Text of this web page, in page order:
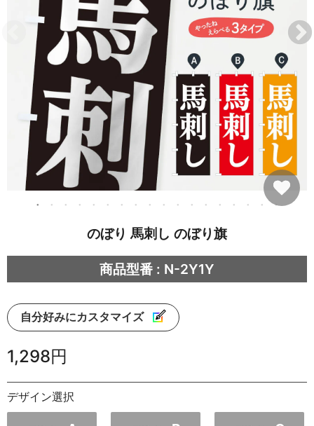
のぼり 馬刺し のぼり旗
商品型番 : N-2Y1Y
自分好みにカスタマイズ
1,298円
デザイン選択